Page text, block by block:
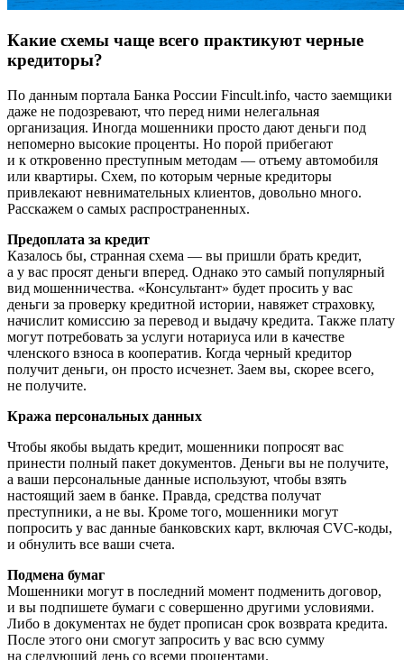
Какие схемы чаще всего практикуют черные
кредиторы?
По данным портала Банка России Fincult.info, часто заемщики
даже не подозревают, что перед ними нелегальная
организация. Иногда мошенники просто дают деньги под
непомерно высокие проценты. Но порой прибегают
и к откровенно преступным методам — отъему автомобиля
или квартиры. Схем, по которым черные кредиторы
привлекают невнимательных клиентов, довольно много.
Расскажем о самых распространенных.
Предоплата за кредит
Казалось бы, странная схема — вы пришли брать кредит,
а у вас просят деньги вперед. Однако это самый популярный
вид мошенничества. «Консультант» будет просить у вас
деньги за проверку кредитной истории, навяжет страховку,
начислит комиссию за перевод и выдачу кредита. Также плату
могут потребовать за услуги нотариуса или в качестве
членского взноса в кооператив. Когда черный кредитор
получит деньги, он просто исчезнет. Заем вы, скорее всего,
не получите.
Кража персональных данных
Чтобы якобы выдать кредит, мошенники попросят вас
принести полный пакет документов. Деньги вы не получите,
а ваши персональные данные используют, чтобы взять
настоящий заем в банке. Правда, средства получат
преступники, а не вы. Кроме того, мошенники могут
попросить у вас данные банковских карт, включая CVC-коды,
и обнулить все ваши счета.
Подмена бумаг
Мошенники могут в последний момент подменить договор,
и вы подпишете бумаги с совершенно другими условиями.
Либо в документах не будет прописан срок возврата кредита.
После этого они смогут запросить у вас всю сумму
на следующий день со всеми процентами.